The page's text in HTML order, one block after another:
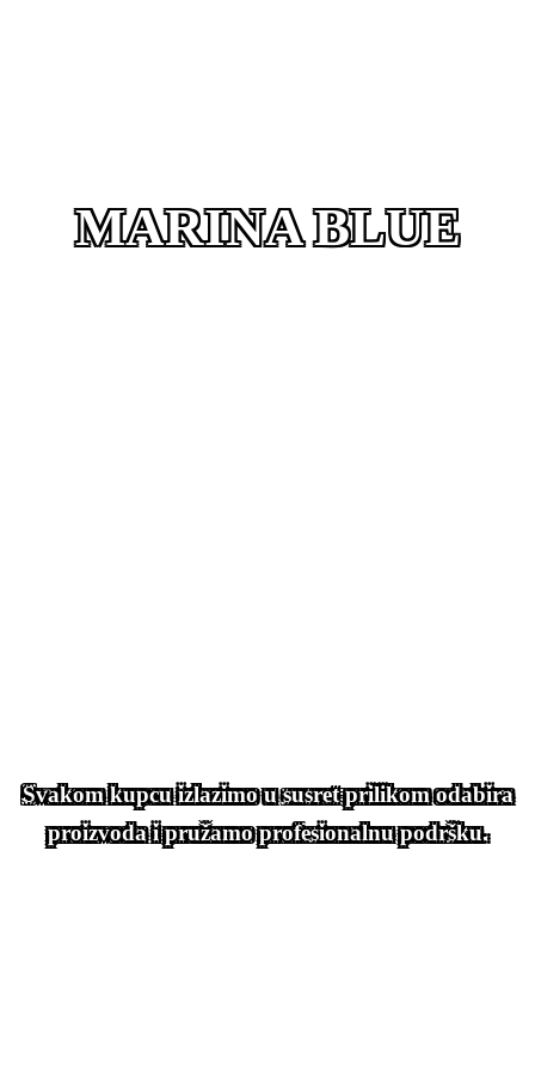
MARINA BLUE
Svakom kupcu izlazimo u susret prilikom odabira
proizvoda i pružamo profesionalnu podršku.